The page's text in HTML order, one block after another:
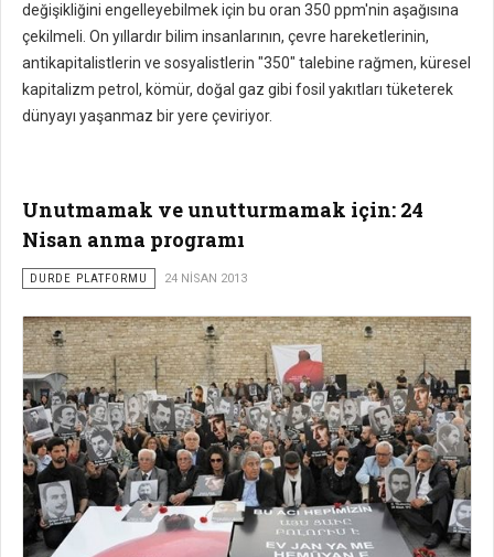
değişikliğini engelleyebilmek için bu oran 350 ppm'nin aşağısına
çekilmeli. On yıllardır bilim insanlarının, çevre hareketlerinin,
antikapitalistlerin ve sosyalistlerin "350" talebine rağmen, küresel
kapitalizm petrol, kömür, doğal gaz gibi fosil yakıtları tüketerek
dünyayı yaşanmaz bir yere çeviriyor.
Unutmamak ve unutturmamak için: 24
Nisan anma programı
DURDE PLATFORMU 24 NISAN 2013